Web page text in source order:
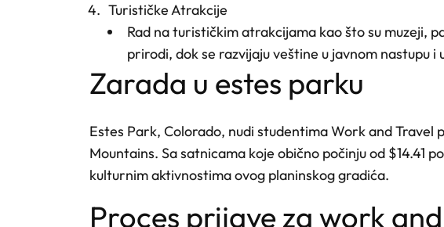
Turističke Atrakcije
Rad na turističkim atrakcijama kao što su muzeji,
prirodi, dok se razvijaju veštine u javnom nastupu i
zarada u estes parku
Estes Park, Colorado, nudi studentima Work and Travel
Mountains. Sa satnicama koje obično počinju od $14.41
kulturnim aktivnostima ovog planinskog gradića.
proces prijave za work